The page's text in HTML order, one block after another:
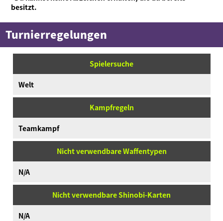
besitzt.
Turnierregelungen
Spielersuche
Welt
Kampfregeln
Teamkampf
Nicht verwendbare Waffentypen
N/A
Nicht verwendbare Shinobi-Karten
N/A